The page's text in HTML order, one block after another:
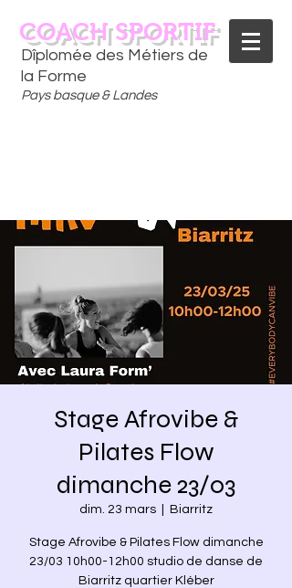
Dîplomée des Métiers de
la Forme
Pays basque & Landes
COACH SPORTIF
Stage Afrovibe &
Pilates Flow
dimanche 23/03
dim. 23 mars Biarritz
Stage Afrovibe & Pilates Flow dimanche
23/03 10h00-12h00 studio de danse de
Biarritz quartier Kléber